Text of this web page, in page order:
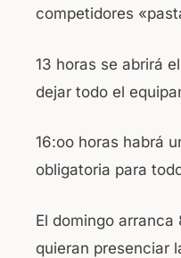
competidores
13 horas se abrirá
dejar todo el
16:oo horas habrá
obligatoria para
El domingo
quieran presenciar